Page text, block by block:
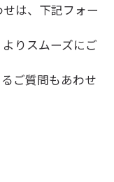
は、下記フォー
りスムーズにご
ご質問もあわせ